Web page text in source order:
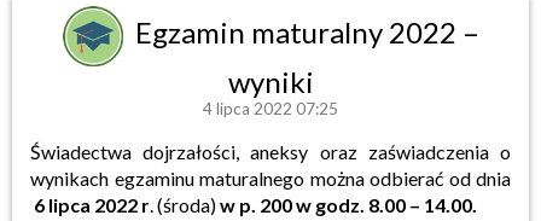
Egzamin maturalny 2022 –
wyniki
4 lipca 2022 07:25
Świadectwa dojrzałości, aneksy oraz zaświadczenia o
wynikach egzaminu maturalnego można odbierać od dnia
6 lipca 2022 r. (środa)w p. 200 w godz. 8.00 – 14.00.